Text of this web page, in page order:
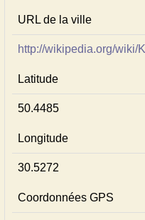
URL de la ville
http://wikipedia.org/wiki/
Latitude
50.4485
Longitude
30.5272
Coordonnées GPS